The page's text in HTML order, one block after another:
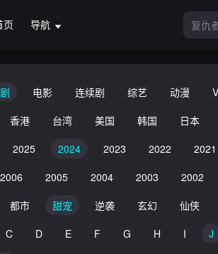
页 导航
电影 连续剧 综艺 动漫
香港 台湾 美国 韩国 日本
2025 2024 2023 2022 2021
2006 2005 2004 2003 2002
都市 甜宠 逆袭 玄幻 仙侠
C D E F G H I J